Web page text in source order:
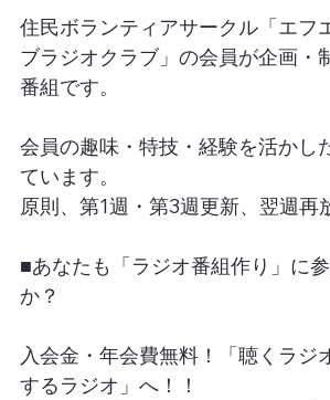
住民ボランティアサークル「エフ
ブラジオクラブ」の会員が企画・
番組です。
会員の趣味・特技・経験を活かし
ています。
原則、第1週・第3週更新、翌週再
■あなたも「ラジオ番組作り」に
か？
入会金・年会費無料！「聴くラジ
するラジオ」へ！！